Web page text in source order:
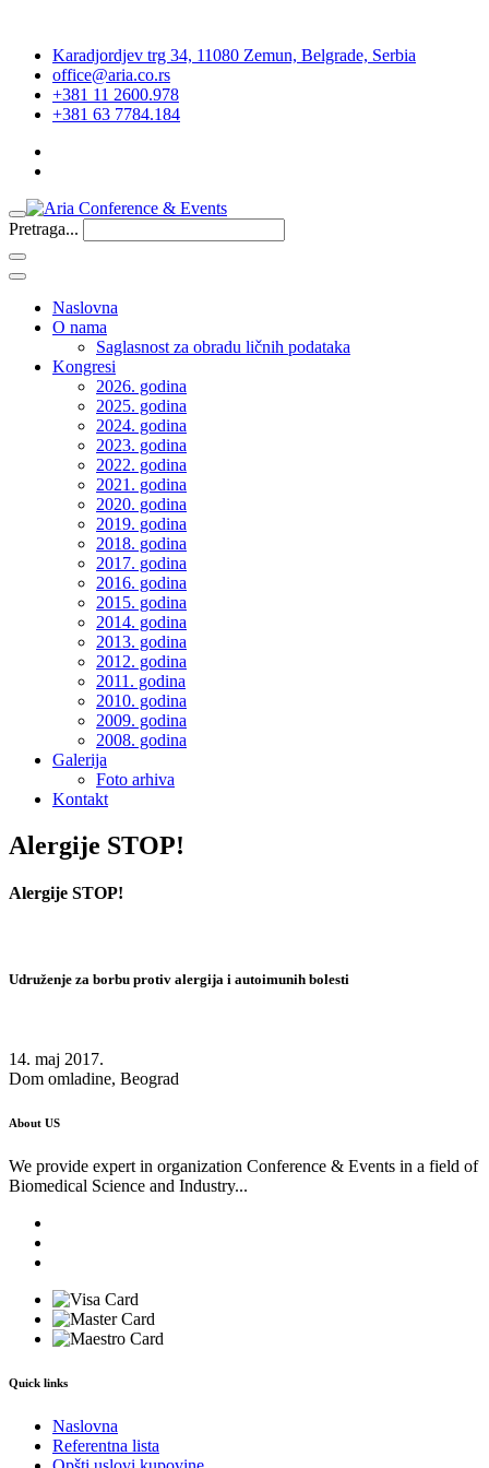
Karadjordjev trg 34, 11080 Zemun, Belgrade, Serbia
office@aria.co.rs
+381 11 2600.978
+381 63 7784.184
Pretraga...
Naslovna
O nama
Saglasnost za obradu ličnih podataka
Kongresi
2026. godina
2025. godina
2024. godina
2023. godina
2022. godina
2021. godina
2020. godina
2019. godina
2018. godina
2017. godina
2016. godina
2015. godina
2014. godina
2013. godina
2012. godina
2011. godina
2010. godina
2009. godina
2008. godina
Galerija
Foto arhiva
Kontakt
Alergije STOP!
Alergije STOP!
Udruženje za borbu protiv alergija i autoimunih bolesti
14. maj 2017.
Dom omladine, Beograd
About US
We provide expert in organization Conference & Events in a field of
Biomedical Science and Industry...
Quick links
Naslovna
Referentna lista